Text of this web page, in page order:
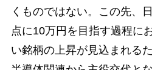
くものではない。この先、
点に10万円を目指す過程に
い銘柄の上昇が見込まれる